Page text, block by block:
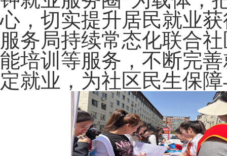
心，切实提升居民就业
服务局持续常态化联合
能培训等服务，不断完
定就业，为社区民生保